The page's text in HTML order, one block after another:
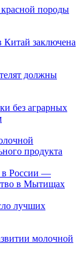
породы
Китай заключена
должны
без аграрных
продукта
в России —
в Мытищах
лучших
молочной